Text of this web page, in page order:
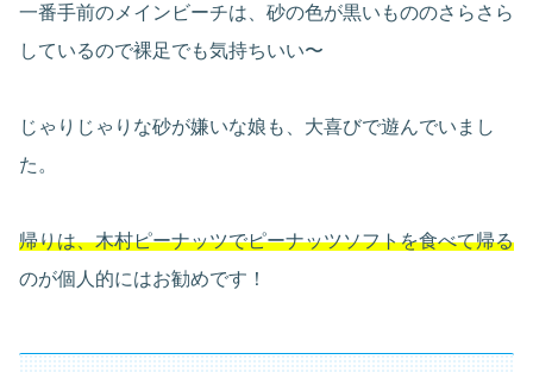
一番手前のメインビーチは、砂の色が黒いもののさらさら
しているので裸足でも気持ちいい〜
じゃりじゃりな砂が嫌いな娘も、大喜びで遊んでいまし
た。
帰りは、木村ピーナッツでピーナッツソフトを食べて帰る
のが個人的にはお勧めです！